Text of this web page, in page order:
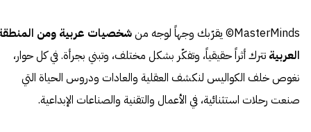
MasterMinds© يقرّبك وجهاً لوجه من
شخصيات عربية ومن
العربية تترك أثراً حقيقياً، وتفكّر بشكل مختلف، وتبني بجرأة. في كل حوار،
نغوص خلف الكواليس لنكشف العقلية والعادات ودروس الحياة التي
صنعت رحلات استثنائية، في الأعمال والتقنية والصناعات الإبداعية.